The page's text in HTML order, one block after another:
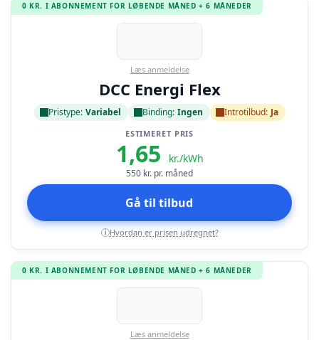
0 KR. I ABONNEMENT FOR LØBENDE MÅNED + 6 MÅNEDER
Læs anmeldelse
DCC Energi Flex
Pristype: Variabel Binding: Ingen Introtilbud: Ja
ESTIMERET PRIS
1,65 kr./kWh
550 kr. pr. måned
Gå til tilbud
i Hvordan er prisen udregnet?
0 KR. I ABONNEMENT FOR LØBENDE MÅNED + 6 MÅNEDER
Læs anmeldelse